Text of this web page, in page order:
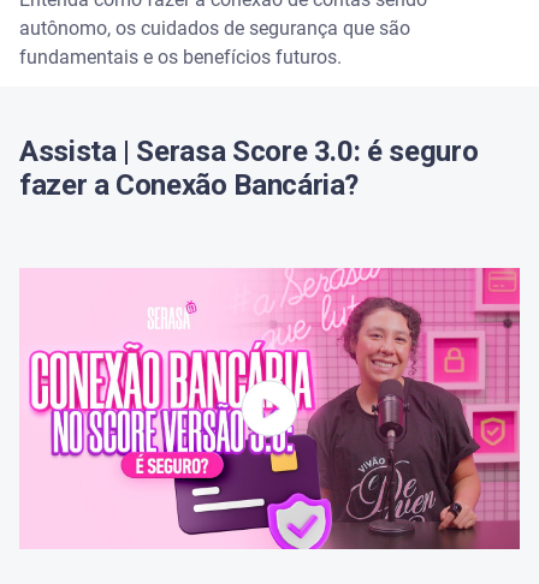
autônomo, os cuidados de segurança que são
fundamentais e os benefícios futuros.
Assista | Serasa Score 3.0: é seguro
fazer a Conexão Bancária?